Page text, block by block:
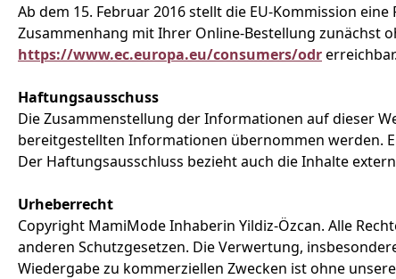
Ab dem 15. Februar 2016 stellt die EU-Kommission
Zusammenhang mit Ihrer Online-Bestellung zunächst
https://www.ec.europa.eu/consumers/odrerreichbar.
Haftungsausschuss
Die Zusammenstellung der Informationen auf dieser
bereitgestellten Informationen übernommen werden.
Der Haftungsausschluss bezieht auch die Inhalte
Urheberrecht
Copyright MamiMode Inhaberin Yildiz-Özcan. Alle
anderen Schutzgesetzen. Die Verwertung,
Wiedergabe zu kommerziellen Zwecken ist ohne